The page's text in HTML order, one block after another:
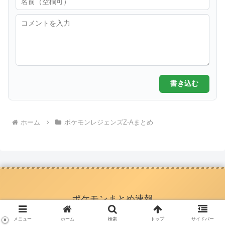
書き込む
ホーム ポケモンレジェンズZ-Aまとめ
ポケモンまとめ速報
メニュー ホーム 検索 トップ サイドバー
×